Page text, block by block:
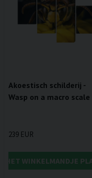
Akoestisch schilderij -
Wasp on a macro scale
239 EUR
HET WINKELMANDJE